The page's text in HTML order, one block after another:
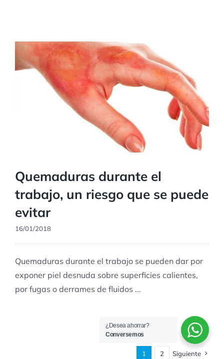
Quemaduras durante el
trabajo, un riesgo que se puede
evitar
16/01/2018
Quemaduras durante el trabajo se pueden dar por
exponer piel desnuda sobre superficies calientes,
por fugas o derrames de fluidos ...
1 2 Siguiente
¿Desea ahorrar?
Conversemos